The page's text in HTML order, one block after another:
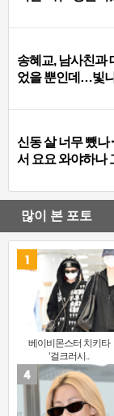
송혜교, 남사친과
었을 뿐인데…빛
신동 살 너무 뺐
서 요요 와야하나
많이 본 포토
베이비몬스터 치키타
‘걸크러시..